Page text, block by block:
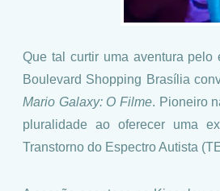
Que tal curtir uma aventura
Boulevard Shopping Brasília
Mario Galaxy: O Filme. Pioneiro
pluralidade ao oferecer uma
Transtorno do Espectro Autista